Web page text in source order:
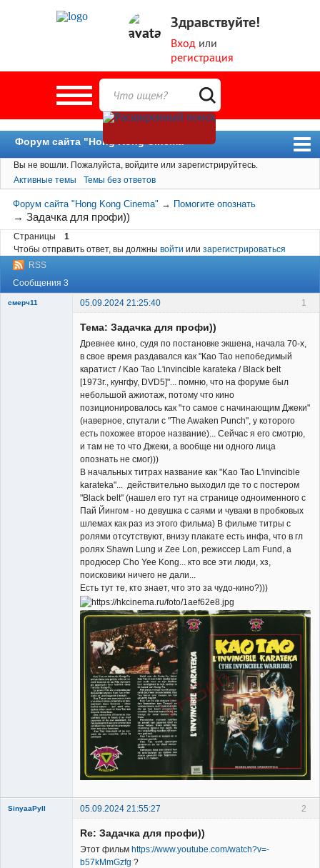
Здравствуйте!
Вход или
регистрация
Форум сайта "Hong Kong Cinema"
Форум
Новости
Пользователи
Поиск
Вы не вошли. Пожалуйста, войдите или зарегистрируйтесь.
Активные темы
Темы без ответов
Форум сайта "Hong Kong Cinema" → Помогите опознать
→Задачка для профи))
Страницы
1
Чтобы отправить ответ, вы должны войти или зарегистрироваться
RSS
Сообщения 3
1
смерч11
05.09.2024 21:25:40
Тема: Задачка для профи))
Древнее кино, судя по постановке экшена, начала 70-х,
в свое время раздавался как "Као Тао непобедимый
каратист / Kao Tao L'invincible karateka / Black belt
[1973г., кунгфу, DVD5]"... помню, что на форуме был
небольшой ажиотаж, потому что кино
позиционировалось как "то самое с начинающим Джеки"
(наверное, спутали с "The Awaken Punch", у которого
есть похожее второе название)... Сейчас я его смотрю,
и там не то что Джеки, а вообще ни одного лица
опознать не смог)))
В начальных титрах название как "Kao Tao L'invincible
karateka"... действительно выходил где то с постером
"Black belt" (нашел его тут на странице одноименного с
Пай Йингом - но девушка с саями и чуваки в пробковых
шлемах как раз из этого фильма) В фильме титры с
ролями отсутствуют, внизу плакате есть инфа, что в гл
ролях Shawn Lung и Zee Lon, режиссер Lam Fund, а
продюсер Cho Yee Kong... кто все эти люди, хз,
поисковики ничего не дали...
Есть тут те, кто знает, что это за чудо-кино?)))
2
SinyaaPyll 05.09.2024 21:55:27
Re: Задачка для профи))
Этот фильм https://www.youtube.com/watch?v=-
b57kMmGzfg ?